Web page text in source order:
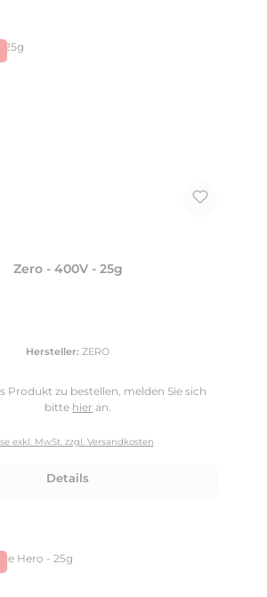
Zero - 400V - 25g
Hersteller: ZERO
Produkt zu bestellen, melden Sie sich
bitte hier an.
exkl. MwSt. zzgl. Versandkosten
Details